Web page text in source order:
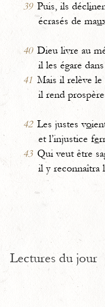
39 Puis, ils décli
écrasés de mau
40 Dieu livre au
il les égare
41 Mais il relève le
il rend
42 Les justes vo
et l’injustice fe
43 Qui veut être
il y reconnaîtra
Lectures du jour